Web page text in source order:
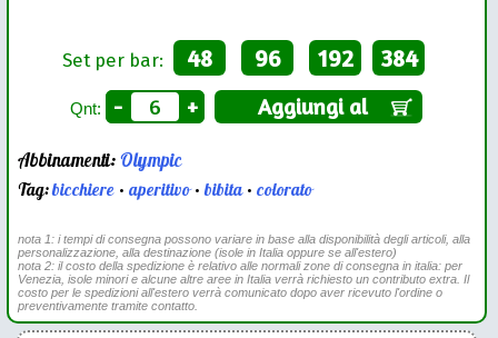
Set per bar: 48 96 192 384
Qnt: - + Aggiungi al
Abbinamenti:Olympic
Tag:bicchiere •aperitivo•bibita•colorato
nota 1: i tempi di consegna possono variare in base alla disponibilità degli articoli, alla
personalizzazione, alla destinazione (isole in Italia oppure se all'estero)
nota 2: il costo della spedizione è relativo alle normali zone di consegna in italia: per
Venezia, isole minori e alcune altre aree in Italia verrà richiesto un contributo extra. Il
costo per le spedizioni all'estero verrà comunicato dopo aver ricevuto l'ordine o
preventivamente tramite contatto.